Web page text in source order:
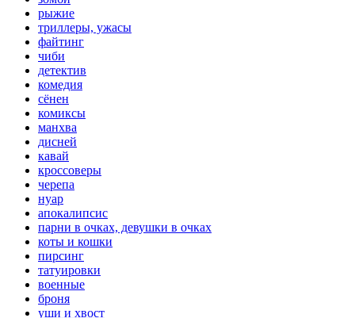
рыжие
триллеры, ужасы
файтинг
чиби
детектив
комедия
сёнен
комиксы
манхва
дисней
кавай
кроссоверы
черепа
нуар
апокалипсис
парни в очках, девушки в очках
коты и кошки
пирсинг
татуировки
военные
броня
уши и хвост